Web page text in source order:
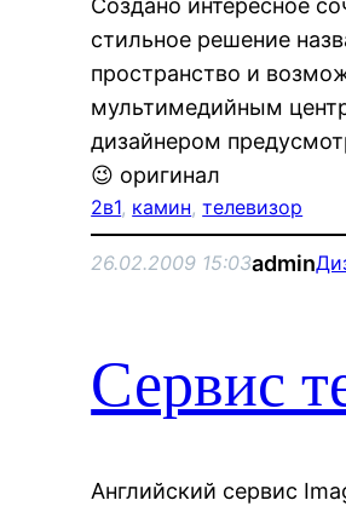
Создано интересное
стильное решение
пространство и
мультимедийным
дизайнером
😉 оригинал
2в1, камин, телевизор
26.02.2009 15:03admin
Сервис
Английский сервис